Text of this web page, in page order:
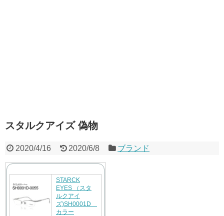
スタルクアイズ 偽物
2020/4/16 2020/6/8 ブランド
STARCK
EYES （スタ
ルクアイ
ズ)SH0001D
カラー